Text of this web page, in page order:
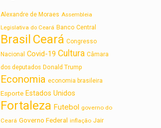
Alexandre de Moraes Assembleia
Legislativa do Ceará Banco Central
Brasil Ceará Congresso
Nacional
Covid-19 Cultura Câmara
dos deputados Donald Trump
Economia economia brasileira
Esporte Estados Unidos
Fortaleza Futebol governo do
Ceará Governo Federal inflação Jair